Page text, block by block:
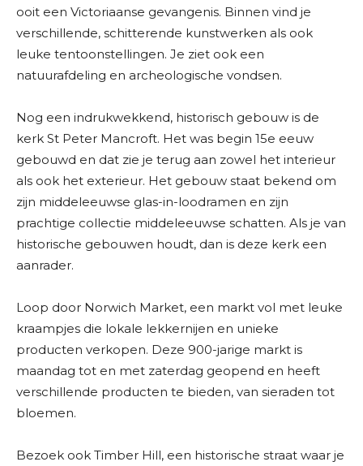
ooit een Victoriaanse gevangenis. Binnen vind je
verschillende, schitterende kunstwerken als ook
leuke tentoonstellingen. Je ziet ook een
natuurafdeling en archeologische vondsen.
Nog een indrukwekkend, historisch gebouw is de
kerk St Peter Mancroft. Het was begin 15e eeuw
gebouwd en dat zie je terug aan zowel het interieur
als ook het exterieur. Het gebouw staat bekend om
zijn middeleeuwse glas-in-loodramen en zijn
prachtige collectie middeleeuwse schatten. Als je van
historische gebouwen houdt, dan is deze kerk een
aanrader.
Loop door Norwich Market, een markt vol met leuke
kraampjes die lokale lekkernijen en unieke
producten verkopen. Deze 900-jarige markt is
maandag tot en met zaterdag geopend en heeft
verschillende producten te bieden, van sieraden tot
bloemen.
Bezoek ook Timber Hill, een historische straat waar je